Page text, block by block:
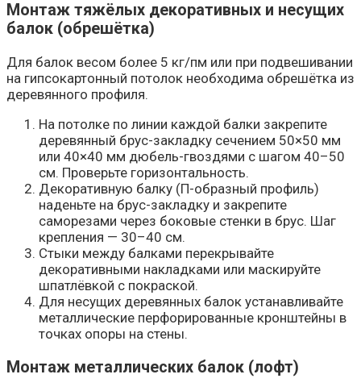
Монтаж тяжёлых декоративных и несущих
балок (обрешётка)
Для балок весом более 5 кг/пм или при подвешивании
на гипсокартонный потолок необходима обрешётка из
деревянного профиля.
На потолке по линии каждой балки закрепите
деревянный брус-закладку сечением 50×50 мм
или 40×40 мм дюбель-гвоздями с шагом 40–50
см. Проверьте горизонтальность.
Декоративную балку (П-образный профиль)
наденьте на брус-закладку и закрепите
саморезами через боковые стенки в брус. Шаг
крепления — 30–40 см.
Стыки между балками перекрывайте
декоративными накладками или маскируйте
шпатлёвкой с покраской.
Для несущих деревянных балок устанавливайте
металлические перфорированные кронштейны в
точках опоры на стены.
Монтаж металлических балок (лофт)